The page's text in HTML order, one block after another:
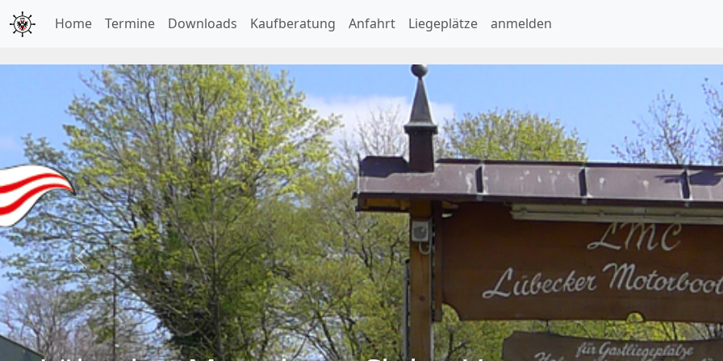
Home Termine Downloads Kaufberatung Anfahrt Liegeplätze anmelden
Previous